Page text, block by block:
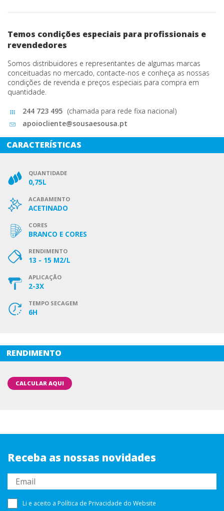
Temos condições especiais para profissionais e
revendedores
Somos distribuidores e representantes de algumas marcas
conceituadas no mercado, contacte-nos e conheça as nossas
condições de revenda e preços especiais para compra em
quantidade.
244 723 495 (chamada para rede fixa nacional)
apoiocliente@sousaesousa.pt
CARACTERÍSTICAS
QUANTIDADE
0,75L
ACABAMENTO
ACETINADO
CORES
BRANCO E CORES
RENDIMENTO
13 - 15 M2/L
APLICAÇÃO
2-3X
TEMPO SECAGEM
6H
RENDIMENTO
CALCULAR AQUI
Receba as nossas novidades
Li e aceito a Política de Privacidade do Website